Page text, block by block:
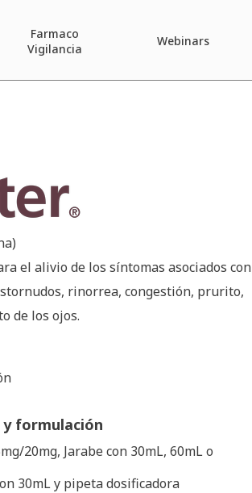
Farmaco
Vigilancia
Webinars
el alivio de los síntomas asociados con
rinorrea, congestión, prurito,
de los ojos.
formulación
20mg, Jarabe con 30mL, 60mL o
30mL y pipeta dosificadora